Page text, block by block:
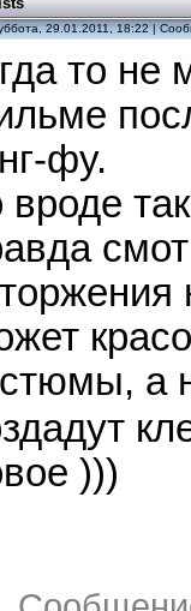
29.01.2011, 18:22 |
то не
фу.
вроде
а
)))